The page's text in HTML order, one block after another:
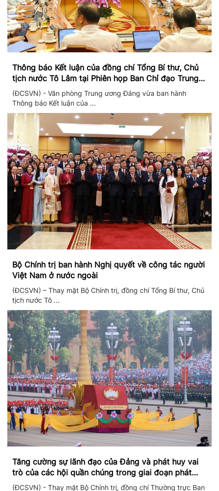
Thông báo Kết luận của đồng chí Tổng Bí thư, Chủ
tịch nước Tô Lâm tại Phiên họp Ban Chỉ đạo Trung
ương thực hiện Nghị quyết 57
(ĐCSVN) - Văn phòng Trung ương Đảng vừa ban hành
Thông báo Kết luận của ...
Bộ Chính trị ban hành Nghị quyết về công tác người
Việt Nam ở nước ngoài
(ĐCSVN) – Thay mặt Bộ Chính trị, đồng chí Tổng Bí thư, Chủ
tịch nước Tô ...
Tăng cường sự lãnh đạo của Đảng và phát huy vai
trò của các hội quần chúng trong giai đoạn phát
triển mới
(ĐCSVN) - Thay mặt Bộ Chính trị, đồng chí Thường trực Ban